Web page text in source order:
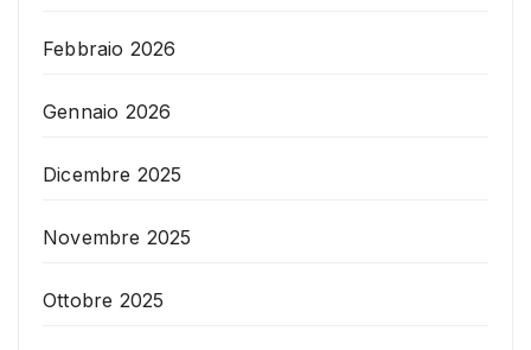
Febbraio 2026
Gennaio 2026
Dicembre 2025
Novembre 2025
Ottobre 2025